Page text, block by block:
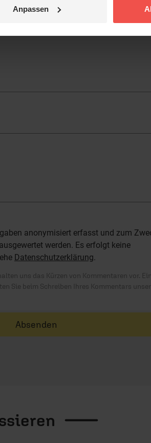
Anpassen
anonymisiert erfasst und zum
werden. Es erfolgt keine
Datenschutzerklärung.
uns das Kürzen von Kommentaren vor.
Sie beim Schreiben Ihres Kommentars
Absenden